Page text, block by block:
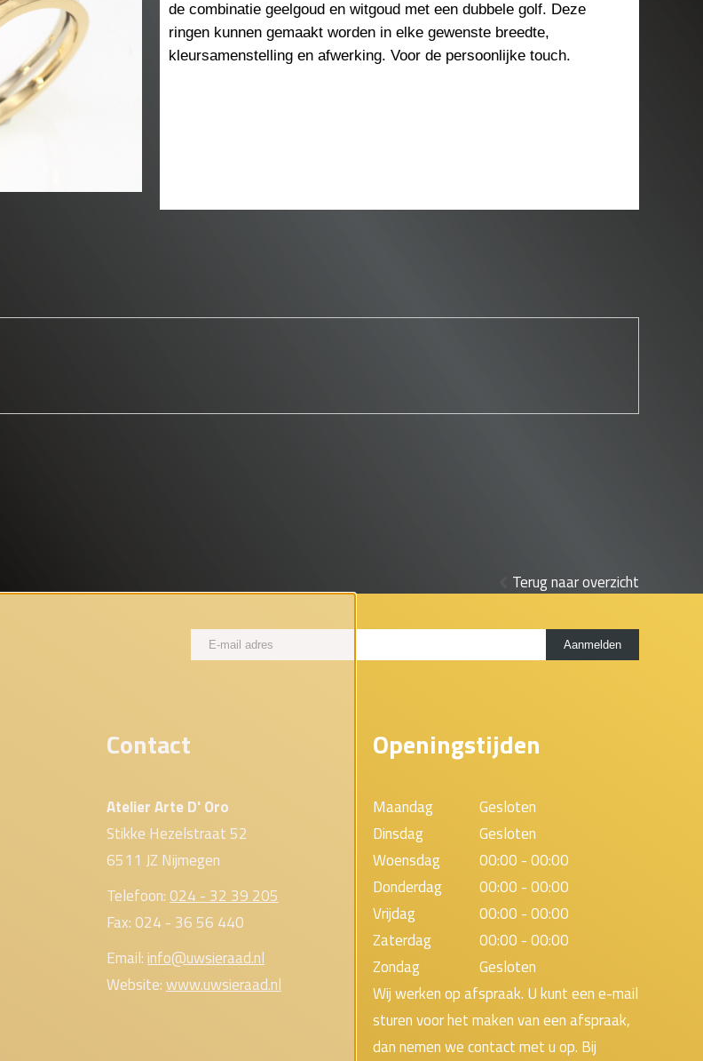
de combinatie geelgoud en witgoud met een dubbele golf. Deze
ringen kunnen gemaakt worden in elke gewenste breedte,
kleursamenstelling en afwerking. Voor de persoonlijke touch.
Terug naar overzicht
Contact
Atelier Arte D' Oro
Stikke Hezelstraat 52
6511 JZ Nijmegen
Telefoon:024 - 32 39 205
Fax: 024 - 36 56 440
Email:info@uwsieraad.nl
Website:www.uwsieraad.nl
Openingstijden
Maandag
Gesloten
Dinsdag
Gesloten
Woensdag
00:00 - 00:00
Donderdag
00:00 - 00:00
Vrijdag
00:00 - 00:00
Zaterdag
00:00 - 00:00
Zondag
Gesloten
Wij werken op afspraak. U kunt een e-mail
sturen voor het maken van een afspraak,
dan nemen we contact met u op. Bij